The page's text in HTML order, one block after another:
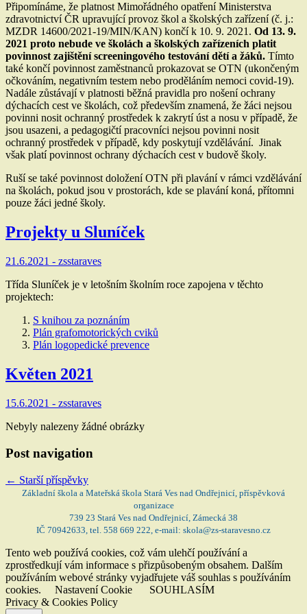
Připomínáme, že platnost Mimořádného opatření Ministerstva
zdravotnictví ČR upravující provoz škol a školských zařízení (č. j.:
MZDR 14600/2021-19/MIN/KAN) končí k 10. 9. 2021. Od 13. 9.
2021 proto nebude ve školách a školských zařízeních platit
povinnost zajištění screeningového testování dětí a žáků. Tímto
také končí povinnost zaměstnanců prokazovat se OTN (ukončeným
očkováním, negativním testem nebo proděláním nemoci covid-19).
Nadále zůstávají v platnosti běžná pravidla pro nošení ochrany
dýchacích cest ve školách, což především znamená, že žáci nejsou
povinni nosit ochranný prostředek k zakrytí úst a nosu v případě, že
jsou usazeni, a pedagogičtí pracovníci nejsou povinni nosit
ochranný prostředek v případě, kdy poskytují vzdělávání. Jinak
však platí povinnost ochrany dýchacích cest v budově školy.
Ruší se také povinnost doložení OTN při plavání v rámci vzdělávání
na školách, pokud jsou v prostorách, kde se plavání koná, přítomni
pouze žáci jedné školy.
Projekty u Sluníček
21.6.2021 - zsstaraves
Třída Sluníček je v letošním školním roce zapojena v těchto
projektech:
S knihou za poznáním
Plán grafomotorických cviků
Plán logopedické prevence
Květen 2021
15.6.2021 - zsstaraves
Nebyly nalezeny žádné obrázky
Post navigation
← Starší příspěvky
Základní škola a Mateřská škola Stará Ves nad Ondřejnicí, příspěvková
organizace
739 23 Stará Ves nad Ondřejnicí, Zámecká 38
IČ 70942633, tel. 558 669 222, e-mail: skola@zs-staravesno.cz
Tento web používá cookies, což vám ulehčí používání a
zprostředkují vám informace s přizpůsobeným obsahem. Dalším
používáním webové stránky vyjadřujete váš souhlas s používáním
cookies.
Nastavení Cookie
SOUHLASÍM
Privacy & Cookies Policy